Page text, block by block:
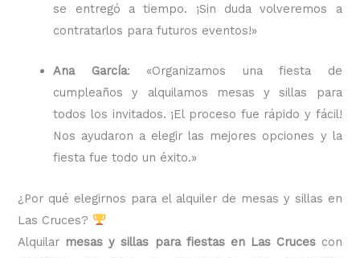
se entregó a tiempo. ¡Sin duda volveremos a
contratarlos para futuros eventos!»
Ana García: «Organizamos una fiesta de
cumpleaños y alquilamos mesas y sillas para
todos los invitados. ¡El proceso fue rápido y fácil!
Nos ayudaron a elegir las mejores opciones y la
fiesta fue todo un éxito.»
¿Por qué elegirnos para el alquiler de mesas y sillas en
Las Cruces?
Alquilar mesas y sillas para fiestas en Las Cruces con